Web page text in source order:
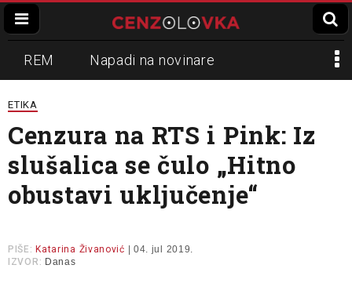
REM Napadi na novinare
Zvučni top
Propaganda Lokalni mediji
Informer Slavko Ćuruvija
ETIKA
Cenzura na RTS i Pink: Iz
slušalica se čulo „Hitno
obustavi uključenje“
PIŠE: Katarina Živanović | 04. jul 2019.
IZVOR: Danas